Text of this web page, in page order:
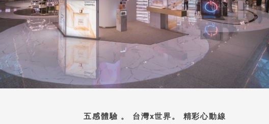
五感體驗 。 台灣x世界。 精彩心動線